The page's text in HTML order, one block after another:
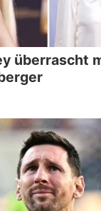
überrascht